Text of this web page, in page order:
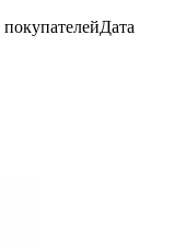
покупателейДата